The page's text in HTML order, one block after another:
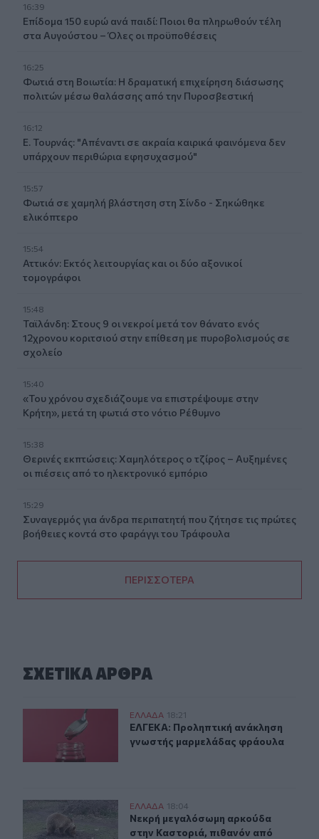
16:39
Επίδομα 150 ευρώ ανά παιδί: Ποιοι θα πληρωθούν τέλη
στα Αυγούστου – Όλες οι προϋποθέσεις
16:25
Φωτιά στη Βοιωτία: Η δραματική επιχείρηση διάσωσης
πολιτών μέσω θαλάσσης από την Πυροσβεστική
16:12
Ε. Τουρνάς: "Απέναντι σε ακραία καιρικά φαινόμενα δεν
υπάρχουν περιθώρια εφησυχασμού"
15:57
Φωτιά σε χαμηλή βλάστηση στη Σίνδο - Σηκώθηκε
ελικόπτερο
15:54
Αττικόν: Εκτός λειτουργίας και οι δύο αξονικοί
τομογράφοι
15:48
Ταϊλάνδη: Στους 9 οι νεκροί μετά τον θάνατο ενός
12χρονου κοριτσιού στην επίθεση με πυροβολισμούς σε
σχολείο
15:40
«Του χρόνου σχεδιάζουμε να επιστρέψουμε στην
Κρήτη», μετά τη φωτιά στο νότιο Ρέθυμνο
15:38
Θερινές εκπτώσεις: Χαμηλότερος ο τζίρος – Αυξημένες
οι πιέσεις από το ηλεκτρονικό εμπόριο
15:29
Συναγερμός για άνδρα περιπατητή που ζήτησε τις πρώτες
βοήθειες κοντά στο φαράγγι του Τράφουλα
ΠΕΡΙΣΣΟΤΕΡΑ
ΣΧΕΤΙΚA AΡΘΡΑ
ΕΛΓΕΚΑ: Προληπτική ανάκληση γνωστής μαρμελάδας
ΕΛΛAΔΑ 18:21
ΕΛΓΕΚΑ: Προληπτική ανάκληση
ΕΛΓΕΚΑ: Προληπτική ανάκληση
γνωστής μαρμελάδας φράουλα
Νεκρή μεγαλόσωμη αρκούδα στην Καστοριά, πιθανόν
ΕΛΛAΔΑ 18:04
Νεκρή μεγαλόσωμη αρκούδα στην
Νεκρή μεγαλόσωμη αρκούδα
στην Καστοριά, πιθανόν από